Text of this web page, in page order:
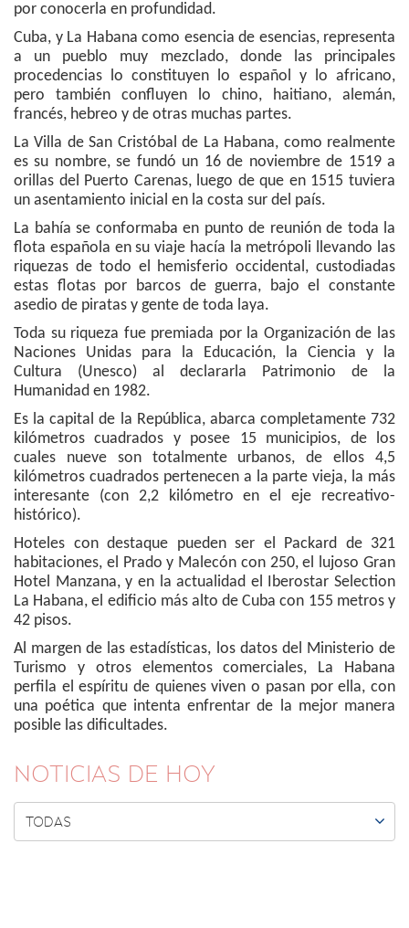
por conocerla en profundidad.
Cuba, y La Habana como esencia de esencias, representa
a un pueblo muy mezclado, donde las principales
procedencias lo constituyen lo español y lo africano,
pero también confluyen lo chino, haitiano, alemán,
francés, hebreo y de otras muchas partes.
La Villa de San Cristóbal de La Habana, como realmente
es su nombre, se fundó un 16 de noviembre de 1519 a
orillas del Puerto Carenas, luego de que en 1515 tuviera
un asentamiento inicial en la costa sur del país.
La bahía se conformaba en punto de reunión de toda la
flota española en su viaje hacía la metrópoli llevando las
riquezas de todo el hemisferio occidental, custodiadas
estas flotas por barcos de guerra, bajo el constante
asedio de piratas y gente de toda laya.
Toda su riqueza fue premiada por la Organización de las
Naciones Unidas para la Educación, la Ciencia y la
Cultura (Unesco) al declararla Patrimonio de la
Humanidad en 1982.
Es la capital de la República, abarca completamente 732
kilómetros cuadrados y posee 15 municipios, de los
cuales nueve son totalmente urbanos, de ellos 4,5
kilómetros cuadrados pertenecen a la parte vieja, la más
interesante (con 2,2 kilómetro en el eje recreativo-
histórico).
Hoteles con destaque pueden ser el Packard de 321
habitaciones, el Prado y Malecón con 250, el lujoso Gran
Hotel Manzana, y en la actualidad el Iberostar Selection
La Habana, el edificio más alto de Cuba con 155 metros y
42 pisos.
Al margen de las estadísticas, los datos del Ministerio de
Turismo y otros elementos comerciales, La Habana
perfila el espíritu de quienes viven o pasan por ella, con
una poética que intenta enfrentar de la mejor manera
posible las dificultades.
NOTICIAS DE HOY
TODAS 